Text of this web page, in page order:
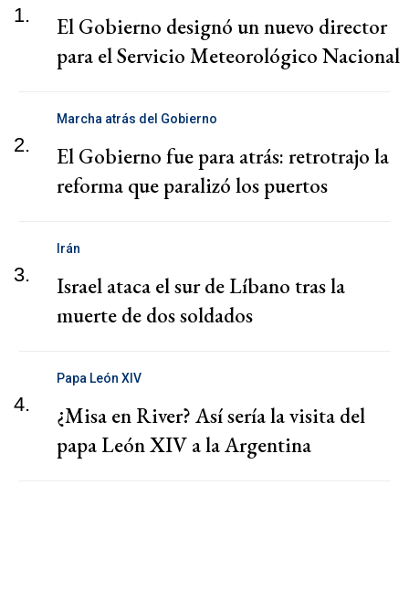
1.
El Gobierno designó un nuevo director
para el Servicio Meteorológico Nacional
2.
Marcha atrás del Gobierno
El Gobierno fue para atrás: retrotrajo la
reforma que paralizó los puertos
3.
Irán
Israel ataca el sur de Líbano tras la
muerte de dos soldados
4.
Papa León XIV
¿Misa en River? Así sería la visita del
papa León XIV a la Argentina